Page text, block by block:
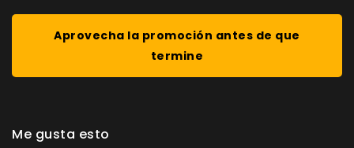
Aprovecha la promoción antes de que
termine
Me gusta esto